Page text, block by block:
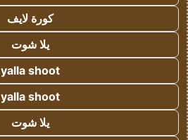
كورة لايف
يلا شوت
yalla shoot
yalla shoot
يلا شوت